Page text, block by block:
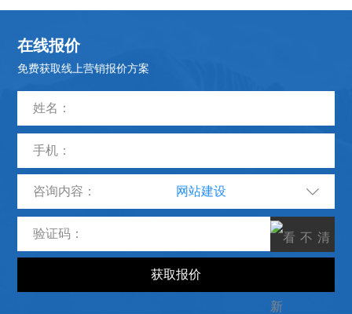
在线报价
免费获取线上营销报价方案
咨询内容：